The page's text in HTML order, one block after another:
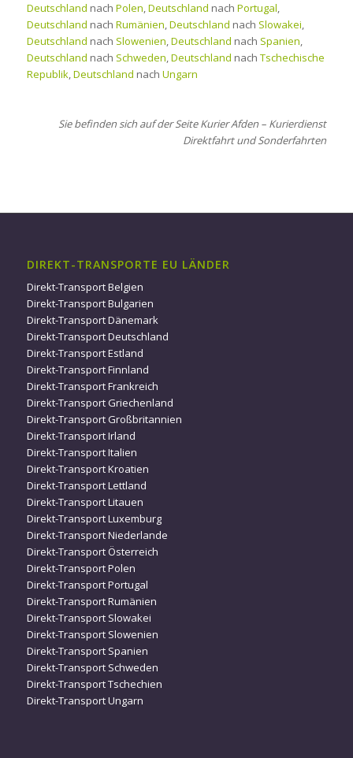
Deutschland nach Polen,Deutschland nach Portugal,
Deutschland nach Rumänien,Deutschland nach Slowakei,
Deutschland nach Slowenien,Deutschland nach Spanien,
Deutschland nach Schweden,Deutschland nach Tschechische
Republik,Deutschland nach Ungarn
Sie befinden sich auf der Seite Kurier Afden – Kurierdienst
Direktfahrt und Sonderfahrten
DIREKT-TRANSPORTE EU LÄNDER
Direkt-Transport Belgien
Direkt-Transport Bulgarien
Direkt-Transport Dänemark
Direkt-Transport Deutschland
Direkt-Transport Estland
Direkt-Transport Finnland
Direkt-Transport Frankreich
Direkt-Transport Griechenland
Direkt-Transport Großbritannien
Direkt-Transport Irland
Direkt-Transport Italien
Direkt-Transport Kroatien
Direkt-Transport Lettland
Direkt-Transport Litauen
Direkt-Transport Luxemburg
Direkt-Transport Niederlande
Direkt-Transport Österreich
Direkt-Transport Polen
Direkt-Transport Portugal
Direkt-Transport Rumänien
Direkt-Transport Slowakei
Direkt-Transport Slowenien
Direkt-Transport Spanien
Direkt-Transport Schweden
Direkt-Transport Tschechien
Direkt-Transport Ungarn